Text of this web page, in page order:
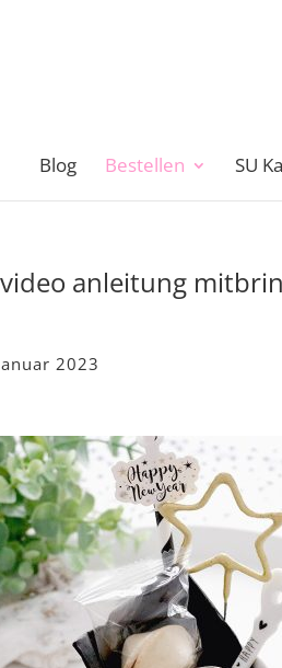
Blog Bestellen SU
anleitung
2023